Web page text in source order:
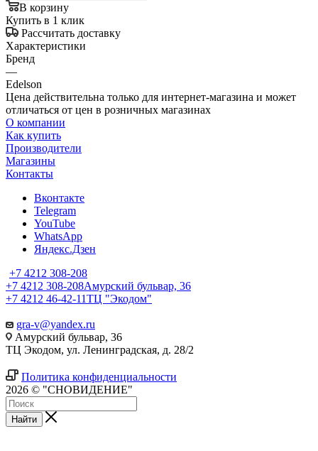
В корзину
Купить в 1 клик
Рассчитать доставку
Характеристики
Бренд
—
Edelson
Цена действительна только для интернет-магазина и может
отличаться от цен в розничных магазинах
О компании
Как купить
Производители
Магазины
Контакты
Вконтакте
Telegram
YouTube
WhatsApp
Яндекс.Дзен
+7 4212 308-208
+7 4212 308-208Амурский бульвар, 36
+7 4212 46-42-11ТЦ "Экодом"
gra-v@yandex.ru
Амурский бульвар, 36
ТЦ Экодом, ул. Ленинградская, д. 28/2
Политика конфиденциальности
2026 © "СНОВИДЕНИЕ"
Найти